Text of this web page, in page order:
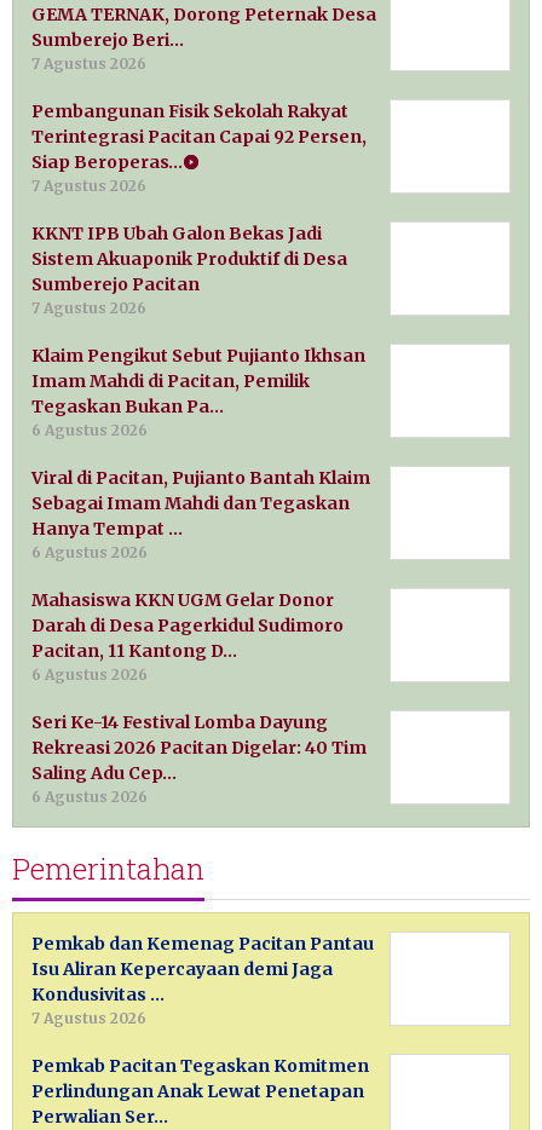
GEMA TERNAK, Dorong Peternak Desa
Sumberejo Beri…
7 Agustus 2026
Pembangunan Fisik Sekolah Rakyat
Terintegrasi Pacitan Capai 92 Persen,
Siap Beroperas…
7 Agustus 2026
KKNT IPB Ubah Galon Bekas Jadi
Sistem Akuaponik Produktif di Desa
Sumberejo Pacitan
7 Agustus 2026
Klaim Pengikut Sebut Pujianto Ikhsan
Imam Mahdi di Pacitan, Pemilik
Tegaskan Bukan Pa…
6 Agustus 2026
Viral di Pacitan, Pujianto Bantah Klaim
Sebagai Imam Mahdi dan Tegaskan
Hanya Tempat …
6 Agustus 2026
Mahasiswa KKN UGM Gelar Donor
Darah di Desa Pagerkidul Sudimoro
Pacitan, 11 Kantong D…
6 Agustus 2026
Seri Ke-14 Festival Lomba Dayung
Rekreasi 2026 Pacitan Digelar: 40 Tim
Saling Adu Cep…
6 Agustus 2026
Pemerintahan
Pemkab dan Kemenag Pacitan Pantau
Isu Aliran Kepercayaan demi Jaga
Kondusivitas …
7 Agustus 2026
Pemkab Pacitan Tegaskan Komitmen
Perlindungan Anak Lewat Penetapan
Perwalian Ser…